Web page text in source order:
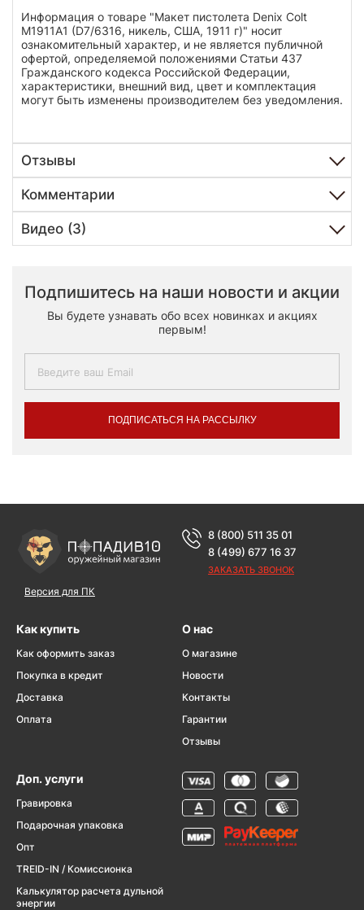
Информация о товаре "Макет пистолета Denix Colt
M1911A1 (D7/6316, никель, США, 1911 г)" носит
ознакомительный характер, и не является публичной
офертой, определяемой положениями Статьи 437
Гражданского кодекса Российской Федерации,
характеристики, внешний вид, цвет и комплектация
могут быть изменены производителем без уведомления.
Отзывы
Комментарии
Видео (3)
Подпишитесь на наши новости и акции
Вы будете узнавать обо всех новинках и акциях
первым!
ПОДПИСАТЬСЯ НА РАССЫЛКУ
Версия для ПК
8 (800) 511 35 01
8 (499) 677 16 37
ЗАКАЗАТЬ ЗВОНОК
Как купить
Как оформить заказ
Покупка в кредит
Доставка
Оплата
О нас
О магазине
Новости
Контакты
Гарантии
Отзывы
Доп. услуги
Гравировка
Подарочная упаковка
Опт
TREID-IN / Комиссионка
Калькулятор расчета дульной
энергии